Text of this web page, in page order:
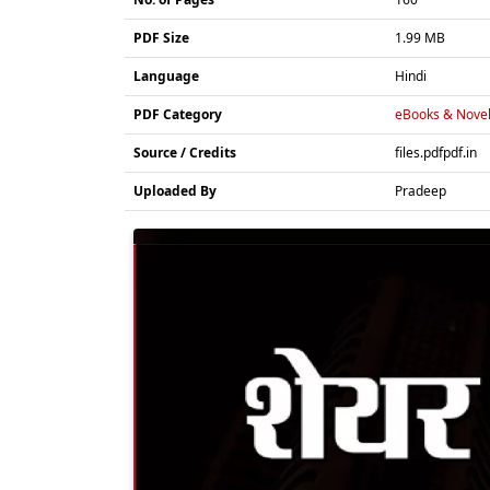
PDF Size 1.99 MB
Language Hindi
PDF Category eBooks &
Source / Credits files.pdfpdf.in
Uploaded By Pradeep